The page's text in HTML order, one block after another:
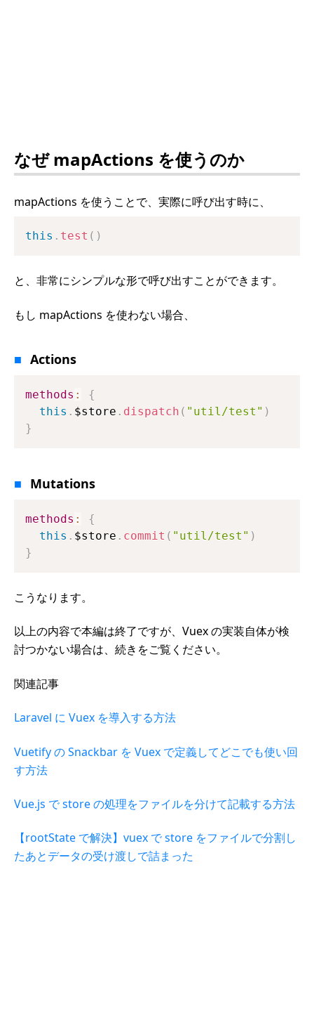
なぜ mapActions を使うのか
mapActions を使うことで、実際に呼び出す時に、
this . test ( )
と、非常にシンプルな形で呼び出すことができます。
もし mapActions を使わない場合、
Actions
methods :
{
this . $store . dispatch ( "util/test" )
}
Mutations
methods :
{
this . $store . commit ( "util/test" )
}
こうなります。
以上の内容で本編は終了ですが、Vuex の実装自体が検
討つかない場合は、続きをご覧ください。
関連記事
Laravel に Vuex を導入する方法
Vuetify の Snackbar を Vuex で定義してどこでも使い回
す方法
Vue.js で store の処理をファイルを分けて記載する方法
【rootState で解決】vuex で store をファイルで分割し
たあとデータの受け渡しで詰まった